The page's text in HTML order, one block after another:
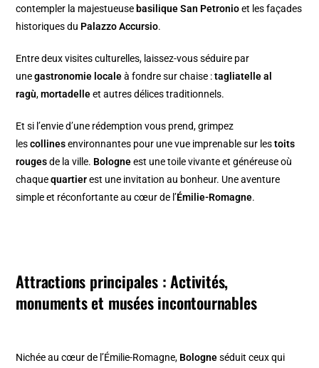
contempler la majestueuse basilique San Petronioet les façades
historiques du Palazzo Accursio.
Entre deux visites culturelles, laissez-vous séduire par
unegastronomie localeà fondre sur chaise :tagliatelle al
ragù,mortadelleet autres délices traditionnels.
Et si l’envie d’une rédemption vous prend, grimpez
lescollinesenvironnantes pour une vue imprenable sur lestoits
rougesde la ville. Bologneest une toile vivante et généreuse où
chaquequartierest une invitation au bonheur. Une aventure
simple et réconfortante au cœur de l’Émilie-Romagne.
Attractions principales : Activités,
monuments et musées incontournables
Nichée au cœur de l’Émilie-Romagne, Bologneséduit ceux qui